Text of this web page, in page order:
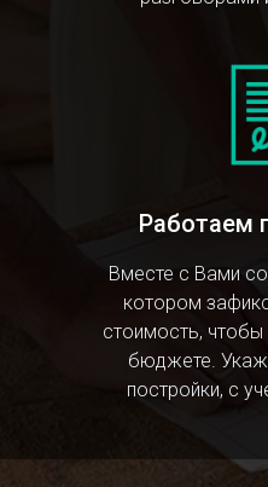
Работаем
Вместе с Вами
котором
стоимость,
бюджете.
постройки, с